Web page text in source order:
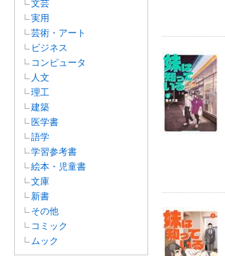
文芸
実用
芸術・アート
ビジネス
コンピュータ
人文
理工
建築
医学書
語学
学習参考書
絵本・児童書
文庫
新書
その他
コミック
ムック